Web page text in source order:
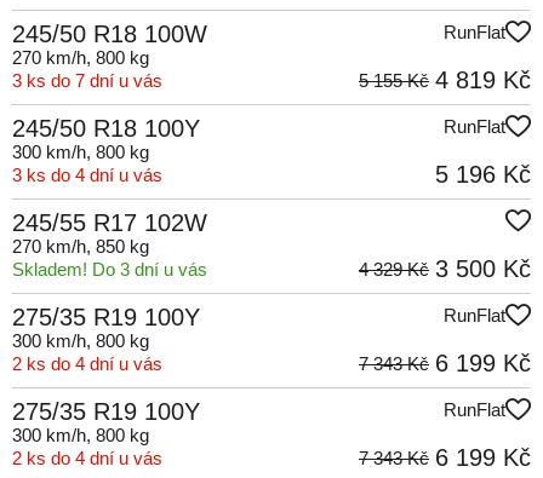
245/50 R18 100W
RunFlat
270 km/h, 800 kg
3 ks do 7 dní u vás
4 819 Kč
5 155 Kč
245/50 R18 100Y
RunFlat
300 km/h, 800 kg
3 ks do 4 dní u vás
5 196 Kč
245/55 R17 102W
270 km/h, 850 kg
Skladem! Do 3 dní u vás
3 500 Kč
4 329 Kč
275/35 R19 100Y
RunFlat
300 km/h, 800 kg
2 ks do 4 dní u vás
6 199 Kč
7 343 Kč
275/35 R19 100Y
RunFlat
300 km/h, 800 kg
2 ks do 4 dní u vás
6 199 Kč
7 343 Kč